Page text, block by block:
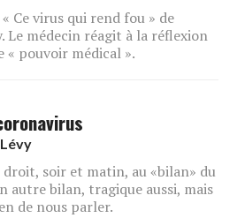
Ce virus qui rend fou » de
Le médecin réagit à la réflexion
« pouvoir médical ».
droit, soir et matin, au «bilan» du
autre bilan, tragique aussi, mais
de nous parler.